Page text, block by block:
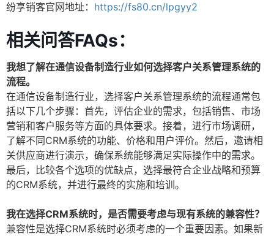
纷享销客官网地址： https://fs80.cn/lpgyy2
相关问答FAQs：
我想了解在通信设备制造行业如何选择客户关系管理系统的
流程。
在通信设备制造行业，选择客户关系管理系统的流程通常包
括以下几个步骤：首先，评估企业的需求，包括销售、市场
营销和客户服务等方面的具体要求。接着，进行市场调研，
了解不同CRM系统的功能、价格和用户评价。然后，邀请相
关供应商进行演示，确保系统能够满足实际操作中的需求。
最后，比较各个选项的优缺点，选择最符合企业战略和预算
的CRM系统，并进行最终的实施和培训。
我在选择CRM系统时，是否需要考虑与现有系统的兼容性？
兼容性是选择CRM系统时必须考虑的一个重要因素。如果新